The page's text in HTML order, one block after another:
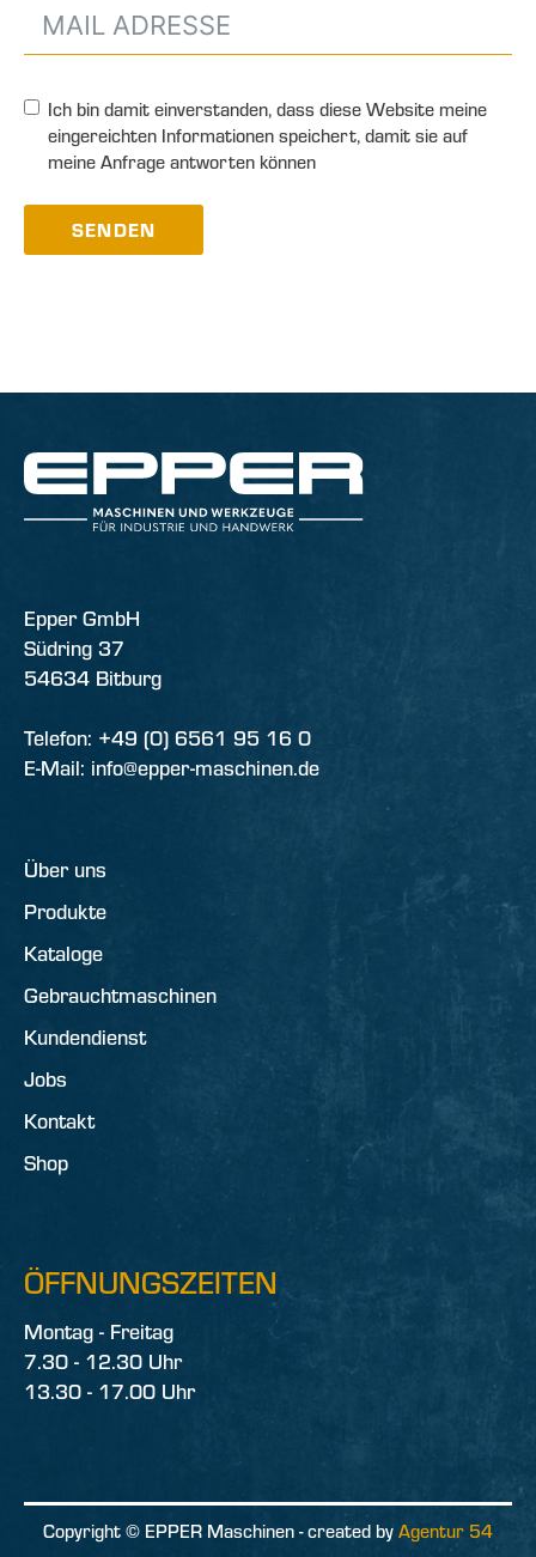
Ich bin damit einverstanden, dass diese Website meine
eingereichten Informationen speichert, damit sie auf
meine Anfrage antworten können
SENDEN
Epper GmbH
Südring 37
54634 Bitburg
Telefon: +49 (0) 6561 95 16 0
E-Mail: info@epper-maschinen.de
Über uns
Produkte
Kataloge
Gebrauchtmaschinen
Kundendienst
Jobs
Kontakt
Shop
ÖFFNUNGSZEITEN
Montag - Freitag
7.30 - 12.30 Uhr
13.30 - 17.00 Uhr
Copyright © EPPER Maschinen - created by Agentur 54